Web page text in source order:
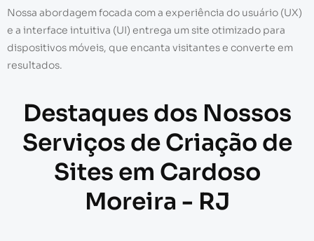
Nossa abordagem focada com a experiência do usuário (UX)
e a interface intuitiva (UI) entrega um site otimizado para
dispositivos móveis, que encanta visitantes e converte em
resultados.
Destaques dos Nossos
Serviços de Criação de
Sites em Cardoso
Moreira - RJ